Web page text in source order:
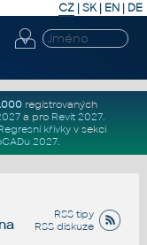
CZ | SK| EN | DE
registrovaných
a pro Revit 2027.
křivkyv sekci
2027.
RSS tipy
RSS diskuze